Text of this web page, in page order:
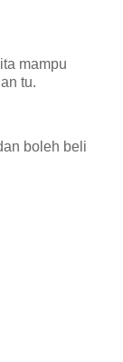
mampu
tu.
boleh beli